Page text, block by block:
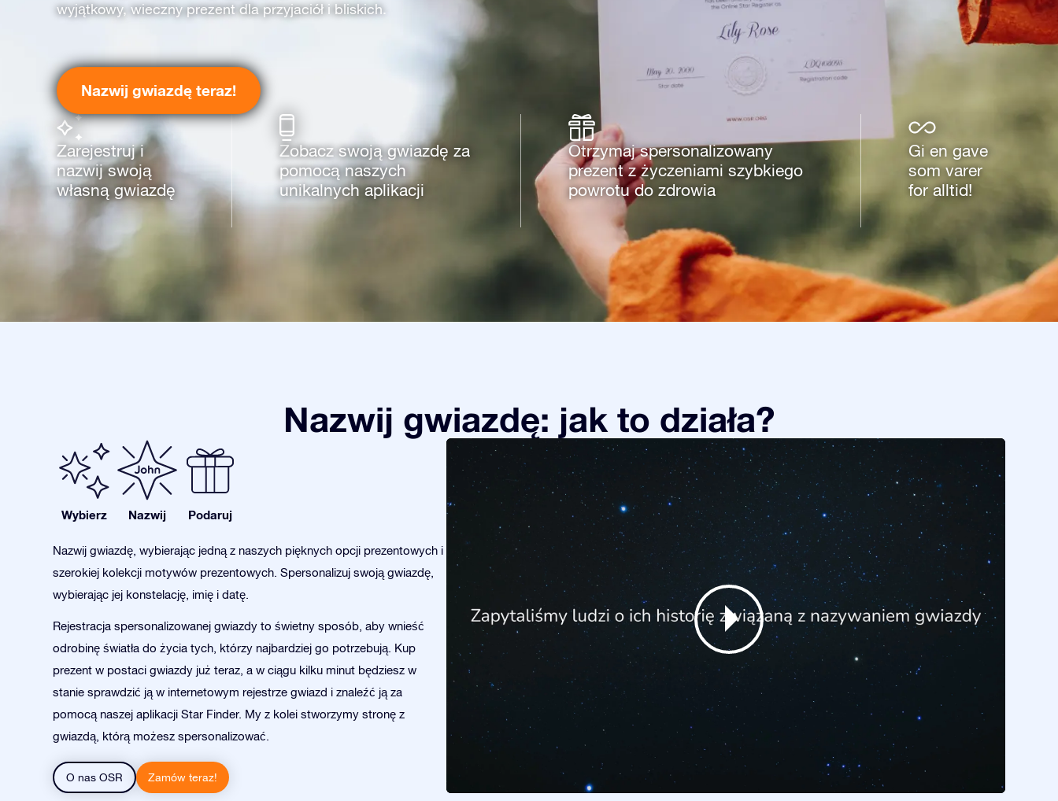
wyjątkowy, wieczny prezent dla przyjaciół i bliskich.
Nazwij gwiazdę teraz!
Zarejestruj i
nazwij swoją
własną gwiazdę
Zobacz swoją gwiazdę za
pomocą naszych
unikalnych aplikacji
Otrzymaj spersonalizowany
prezent z życzeniami szybkiego
powrotu do zdrowia
Gi en gave
som varer
for alltid!
Nazwij gwiazdę: jak to działa?
Wybierz Nazwij Podaruj
Nazwij gwiazdę, wybierając jedną z naszych pięknych opcji prezentowych i
szerokiej kolekcji motywów prezentowych. Spersonalizuj swoją gwiazdę,
wybierając jej konstelację, imię i datę.
Rejestracja spersonalizowanej gwiazdy to świetny sposób, aby wnieść
odrobinę światła do życia tych, którzy najbardziej go potrzebują. Kup
prezent w postaci gwiazdy już teraz, a w ciągu kilku minut będziesz w
stanie sprawdzić ją w internetowym rejestrze gwiazd i znaleźć ją za
pomocą naszej aplikacji Star Finder. My z kolei stworzymy stronę z
gwiazdą, którą możesz spersonalizować.
O nas OSR Zamów teraz!